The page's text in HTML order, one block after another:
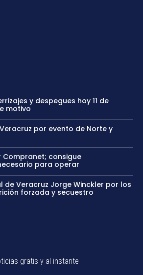
y despegues hoy 11 de
motivo
por evento de Norte y
Compranet; consigue
para operar
de Veracruz Jorge Winckler por los
forzada y secuestro
gratis y al instante